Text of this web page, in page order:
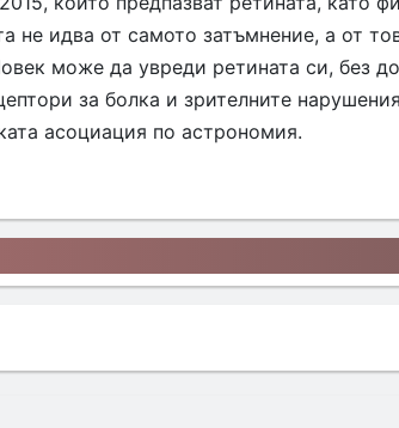
не идва от самото затъмнение, а от
може да увреди ретината си, без
за болка и зрителните
асоциация по астрономия.